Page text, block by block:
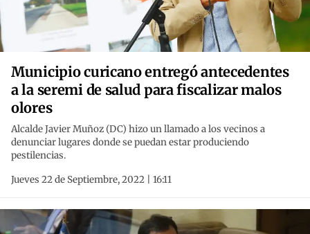
Municipio curicano entregó antecedentes
a la seremi de salud para fiscalizar malos
olores
Alcalde Javier Muñoz (DC) hizo un llamado a los vecinos a
denunciar lugares donde se puedan estar produciendo
pestilencias.
Jueves 22 de Septiembre, 2022 | 16:11